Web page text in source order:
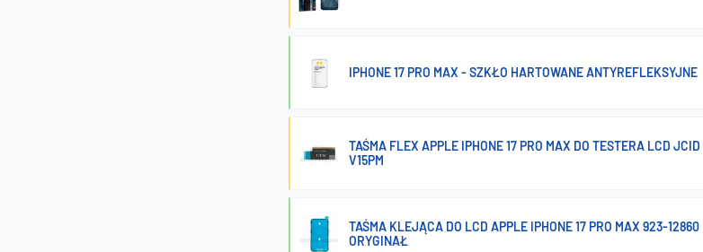
IPHONE 17 PRO MAX - SZKŁO HARTOWANE ANTYREFLEKSYJNE
TAŚMA FLEX APPLE IPHONE 17 PRO MAX DO TESTERA LCD JCID
V15PM
TAŚMA KLEJĄCA DO LCD APPLE IPHONE 17 PRO MAX 923-12860
ORYGINAŁ